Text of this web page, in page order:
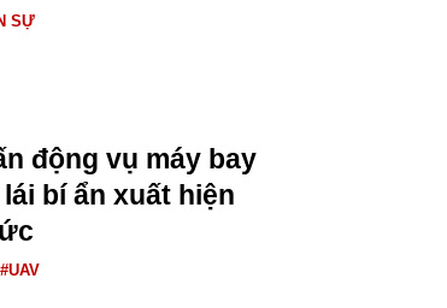
SỰ
động vụ máy bay
bí ẩn xuất hiện
#UAV